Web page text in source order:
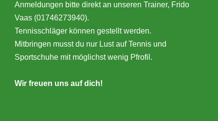
Anmeldungen bitte direkt an unseren Trainer, Frido
Vaas (01746273940).
Tennisschläger können gestellt werden.
Mitbringen musst du nur Lust auf Tennis und
Sportschuhe mit möglichst wenig Pfrofil.
Wir freuen uns auf dich!